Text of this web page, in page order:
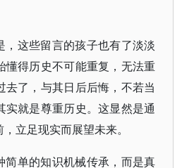
，这些留言的孩子也有了淡淡
懂得历史不可能重复，无法重
去了，与其日后后悔，不若当
实就是尊重历史。这显然是通
立足现实而展望未来。
简单的知识机械传承，而是真